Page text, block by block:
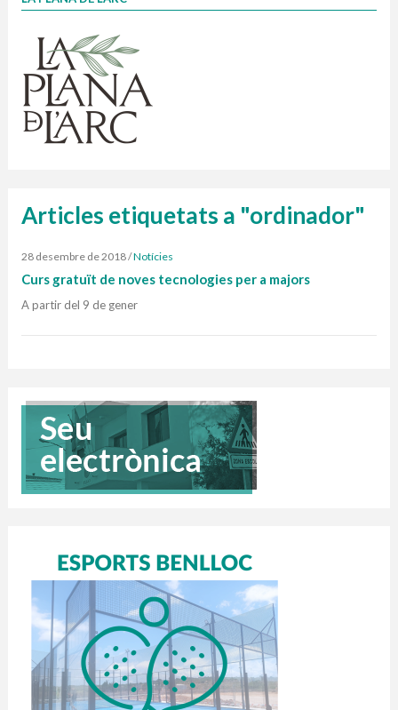
1 contenidors intel·ligents
Finançat per la Unió Europea – NextGenerationEU
Articles etiquetats a "ordinador"
28 desembre de 2018/Notícies
Curs gratuït de noves tecnologies per a majors
A partir del 9 de gener